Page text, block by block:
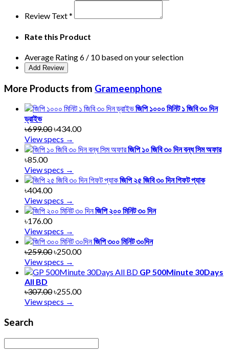
Review Text*
Rate this Product
Average Rating6 / 10 based on your selection
More Products from Grameenphone
জিপি ১০০০ মিনিট ১ জিবি ৩০ দিন
ড্রাইভ
৳699.00৳434.00
View specs →
জিপি ১০ জিবি ৩০ দিন বন্ধ সিম অফার
৳85.00
View specs →
জিপি ২৫ জিবি ৩০ দিন গিফট প্যাক
৳404.00
View specs →
জিপি ২০০ মিনিট ৩০ দিন
৳176.00
View specs →
জিপি ৩০০ মিনিট ৩০দিন
৳259.00৳250.00
View specs →
GP 500Minute 30Days
All BD
৳307.00৳255.00
View specs →
Search